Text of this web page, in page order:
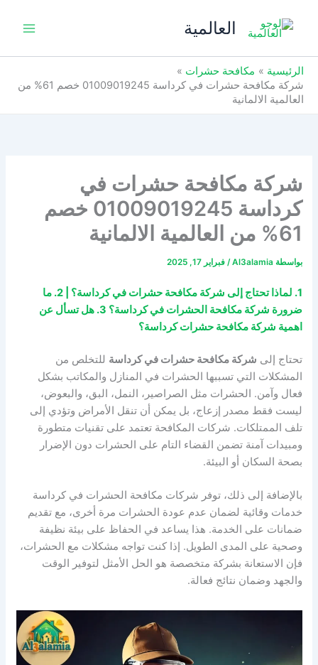
العالمية
الرئيسية
مكافحة حشرات
شركة مكافحة حشرات في كرداسة 01009019245 خصم 61% من
العالمية الالمانية
شركة مكافحة حشرات في
كرداسة 01009019245 خصم
61% من العالمية الالمانية
بواسطة Al3alamia
/فبراير 17, 2025
1. لماذا تحتاج إلى شركة مكافحة حشرات في كرداسة؟ | 2. ما
ضرورة شركة مكافحة الحشرات في كرداسة؟ 3. هل تسأل عن
اهمية شركة مكافحة حشرات كرداسة؟
تحتاج إلى شركة مكافحة حشرات في كرداسة للتخلص من
المشكلات التي تسببها الحشرات في المنازل والمكاتب بشكل
فعال وآمن. الحشرات مثل الصراصير، النمل، البق، والبعوض،
ليست فقط مصدر إزعاج، بل يمكن أن تنقل الأمراض وتؤدي إلى
تلف الممتلكات. شركات المكافحة تعتمد على تقنيات متطورة
ومبيدات آمنة تضمن القضاء التام على الحشرات دون الإضرار
بصحة السكان أو البيئة.
بالإضافة إلى ذلك، توفر شركات مكافحة الحشرات في كرداسة
خدمات وقائية لضمان عدم عودة الحشرات مرة أخرى، مع تقديم
ضمانات على الخدمة. هذا يساعد في الحفاظ على بيئة نظيفة
وصحية على المدى الطويل. إذا كنت تواجه مشكلات مع الحشرات،
فإن الاستعانة بشركة متخصصة هو الحل الأمثل لتوفير الوقت
والجهد وضمان نتائج فعالة.